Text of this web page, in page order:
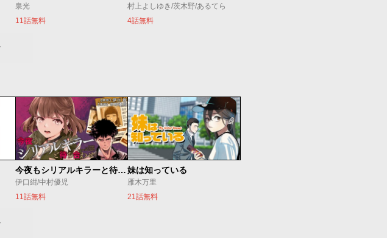
泉光
11話無料
村上よしゆき/茨木野/あるてら
4話無料
今夜もシリアルキラーと待ち合わせ
伊口紺/中村優児
11話無料
妹は知っている
雁木万里
21話無料